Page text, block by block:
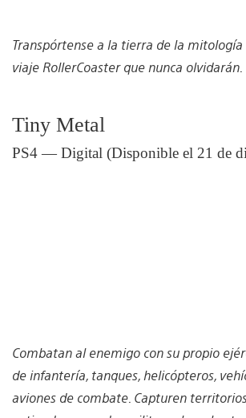
Transpórtense a la tierra de la
viaje RollerCoaster que nunca olvidarán.
Tiny Metal
PS4 — Digital (Disponible el 21 de
Combatan al enemigo con su propio
de infantería, tanques, helicópteros,
aviones de combate. Capturen